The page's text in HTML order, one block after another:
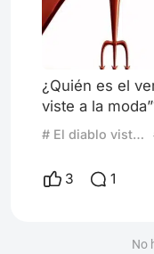
¿Quién es el
viste a la
brevemente
de esta
Priestly es la
película. Y es
protagonista.
# El diablo viste a la moda
3 1
No